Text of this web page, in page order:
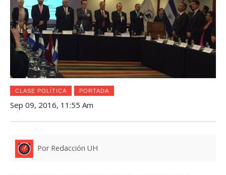
CLASE POLÍTICA PORTADA
Sep 09, 2016, 11:55 Am
Por Redacción UH